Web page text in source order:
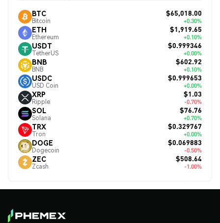
BTC
Bitcoin
$65,018.00
+0.30%
ETH
Ethereum
$1,919.65
+0.10%
USDT
TetherUS
$0.999346
+0.00%
BNB
BNB
$602.92
+0.10%
USDC
USD Coin
$0.999653
+0.00%
XRP
Ripple
$1.03
-0.70%
SOL
Solana
$76.76
+0.70%
TRX
Tron
$0.329767
+0.00%
DOGE
Dogecoin
$0.069883
-0.50%
ZEC
Zcash
$508.64
-1.00%